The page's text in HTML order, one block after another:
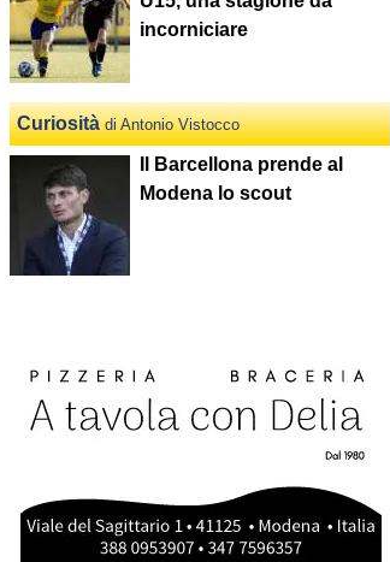
incorniciare
Curiosità di Antonio Vistocco
Il Barcellona prende al
Modena lo scout